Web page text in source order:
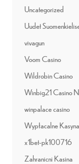
Uncategorized
Uudet
vivagun
Voom Casino
Wildrobin Casino
Winbig21 Casino
winpalace casino
Wypłacalne
x1bet-pk100716
Zahranicni Kasina